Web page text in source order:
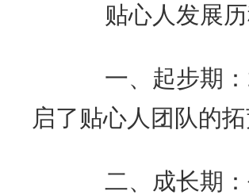
贴心人发展历
一、起步期：
启了贴心人团队的拓
二、成长期：